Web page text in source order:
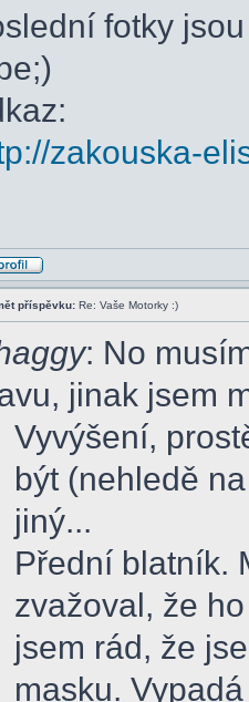
fotky
zakouska-
příspěvku: Re: Vaše Motorky :)
: No
jinak jsem
Vyvýšení,
být (nehledě
jiný...
Přední blatník.
zvažoval, že
jsem rád, že
masku.